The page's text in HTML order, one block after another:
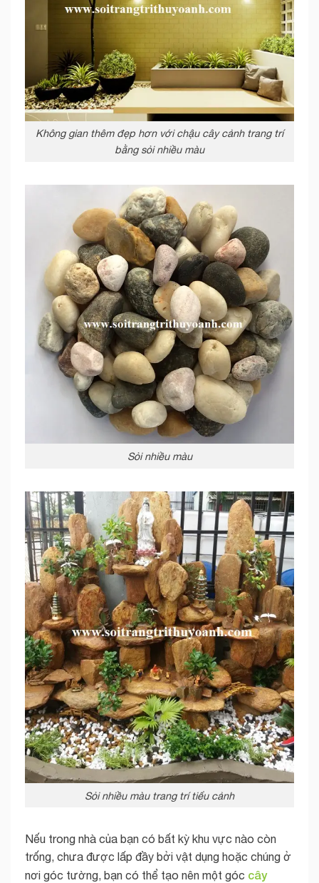
Không gian thêm đẹp hơn với chậu cây cảnh trang trí
bằng sỏi nhiều màu
Sỏi nhiều màu
Sỏi nhiều màu trang trí tiểu cảnh
Nếu trong nhà của bạn có bất kỳ khu vực nào còn
trống, chưa được lấp đầy bởi vật dụng hoặc chúng ở
nơi góc tường, bạn có thể tạo nên một góc cây